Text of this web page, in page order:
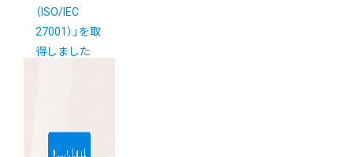
（ISO/IEC
27001）」を取
得しました